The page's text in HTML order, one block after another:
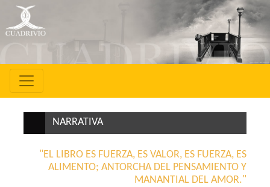
NARRATIVA
"EL LIBRO ES FUERZA, ES VALOR, ES FUERZA, ES
ALIMENTO; ANTORCHA DEL PENSAMIENTO Y
MANANTIAL DEL AMOR."